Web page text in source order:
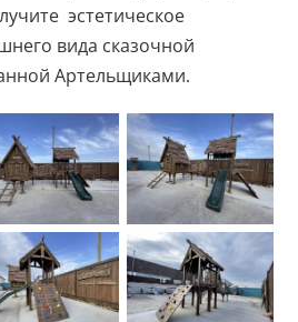
эстетическое
вида сказочной
Артельщиками.